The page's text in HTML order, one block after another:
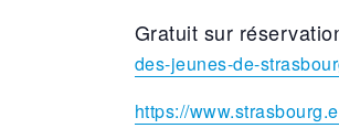
Gratuit sur
des-jeunes-de-
https://